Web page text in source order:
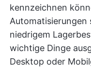
kennzeichnen
Automatisierungen
niedrigem
wichtige Dinge
Desktop oder